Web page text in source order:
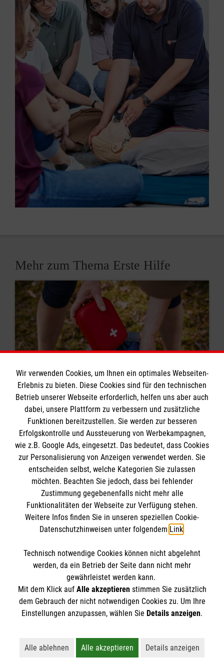
Mehr zum Thema Erste Hilfe
8 Erste-Hilfe-Mythen
Rund um das Thema Erste Hilfe kursieren viele
Mythen. Was stimmt? Was ist überholt? Wir
klären auf.
Erste Hilfe bei älteren Menschen
Wir verwenden Cookies, um Ihnen ein optimales Webseiten-
Erlebnis zu bieten. Diese Cookies sind für den technischen
Betrieb unserer Webseite erforderlich, helfen uns aber auch
dabei, unsere Plattform zu verbessern und zusätzliche
Funktionen bereitzustellen. Sie werden zur besseren
Erfolgskontrolle und Aussteuerung von Werbekampagnen,
wie z.B. Google Ads, eingesetzt. Das bedeutet, dass Cookies
zur Personalisierung von Anzeigen verwendet werden. Sie
entscheiden selbst, welche Kategorien Sie zulassen
möchten. Beachten Sie jedoch, dass bei fehlender
Zustimmung gegebenenfalls nicht mehr alle
Funktionalitäten der Webseite zur Verfügung stehen.
Weitere Infos finden Sie in unseren speziellen Cookie-
Datenschutzhinweisen unter folgendem Link.
Technisch notwendige Cookies können nicht abgelehnt
werden, da ein Betrieb der Seite dann nicht mehr
gewährleistet werden kann.
Mit dem Klick auf Alle akzeptierenstimmen Sie zusätzlich
dem Gebrauch der nicht notwendigen Cookies zu. Um Ihre
Einstellungen anzupassen, wählen Sie Details anzeigen.
Alle ablehnen
Lehnt alle nicht-essentiellen Cookies ab
Alle akzeptieren
Akzeptiert alle Cookies
Details anzeigen